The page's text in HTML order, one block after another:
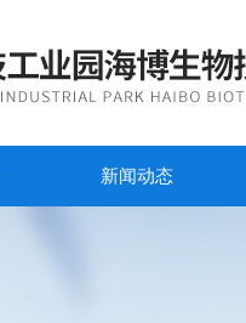
新闻动态